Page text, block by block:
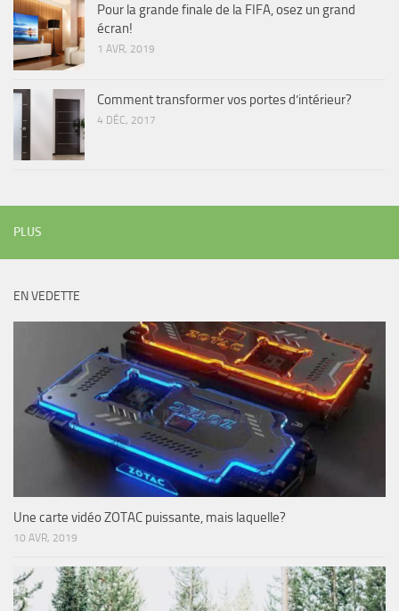
Pour la grande finale de la FIFA, osez un grand
écran!
1 AVR, 2019
Comment transformer vos portes d’intérieur?
4 DÉC, 2017
PLUS
EN VEDETTE
Une carte vidéo ZOTAC puissante, mais laquelle?
10 AVR, 2019